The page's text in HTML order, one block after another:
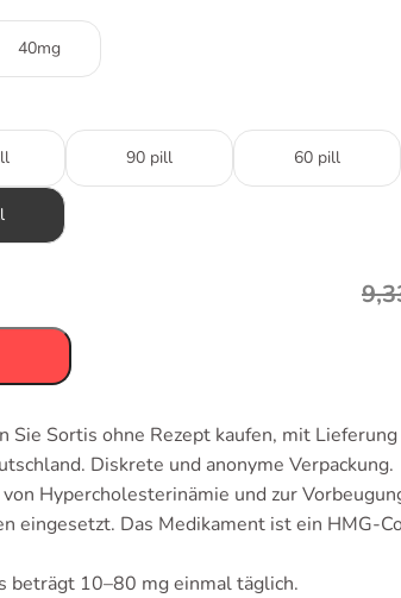
40mg
90 pill 60 pill
Sie Sortis ohne Rezept kaufen, mit
Diskrete und anonyme Verpackung.
Hypercholesterinämie und zur
eingesetzt. Das Medikament ist ein HMG-
beträgt 10–80 mg einmal täglich.